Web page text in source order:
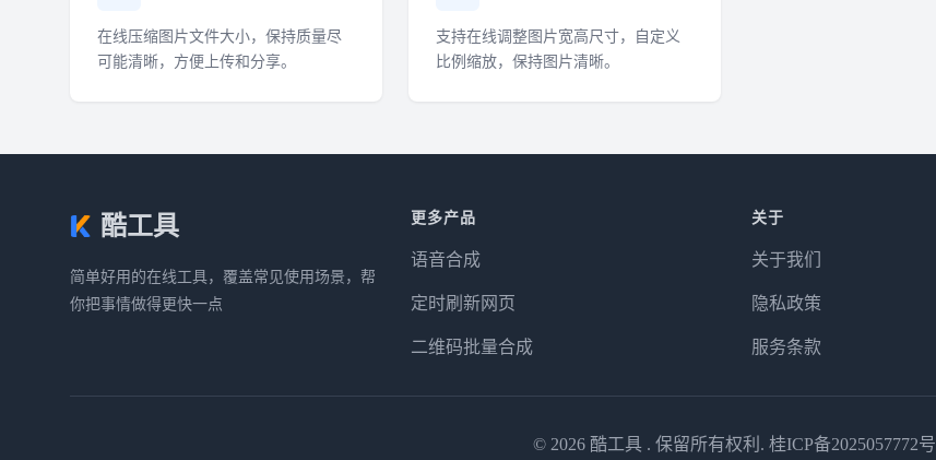
在线压缩图片文件大小，保持质量尽
可能清晰，方便上传和分享。
支持在线调整图片宽高尺寸，自定义
比例缩放，保持图片清晰。
酷工具
简单好用的在线工具，覆盖常见使用场景，帮
你把事情做得更快一点
更多产品
语音合成
定时刷新网页
二维码批量合成
关于
关于我们
隐私政策
服务条款
© 2026 酷工具. 保留所有权利. 桂ICP备2025057772号